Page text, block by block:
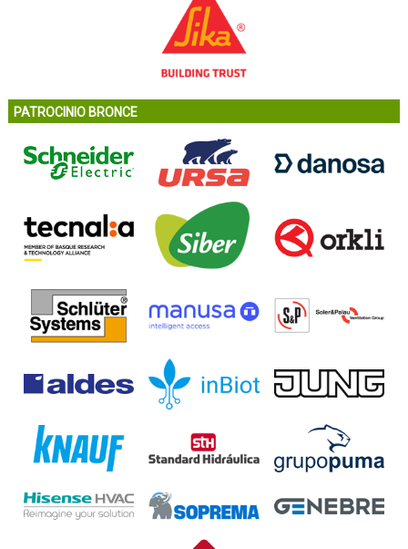
PATROCINIO BRONCE